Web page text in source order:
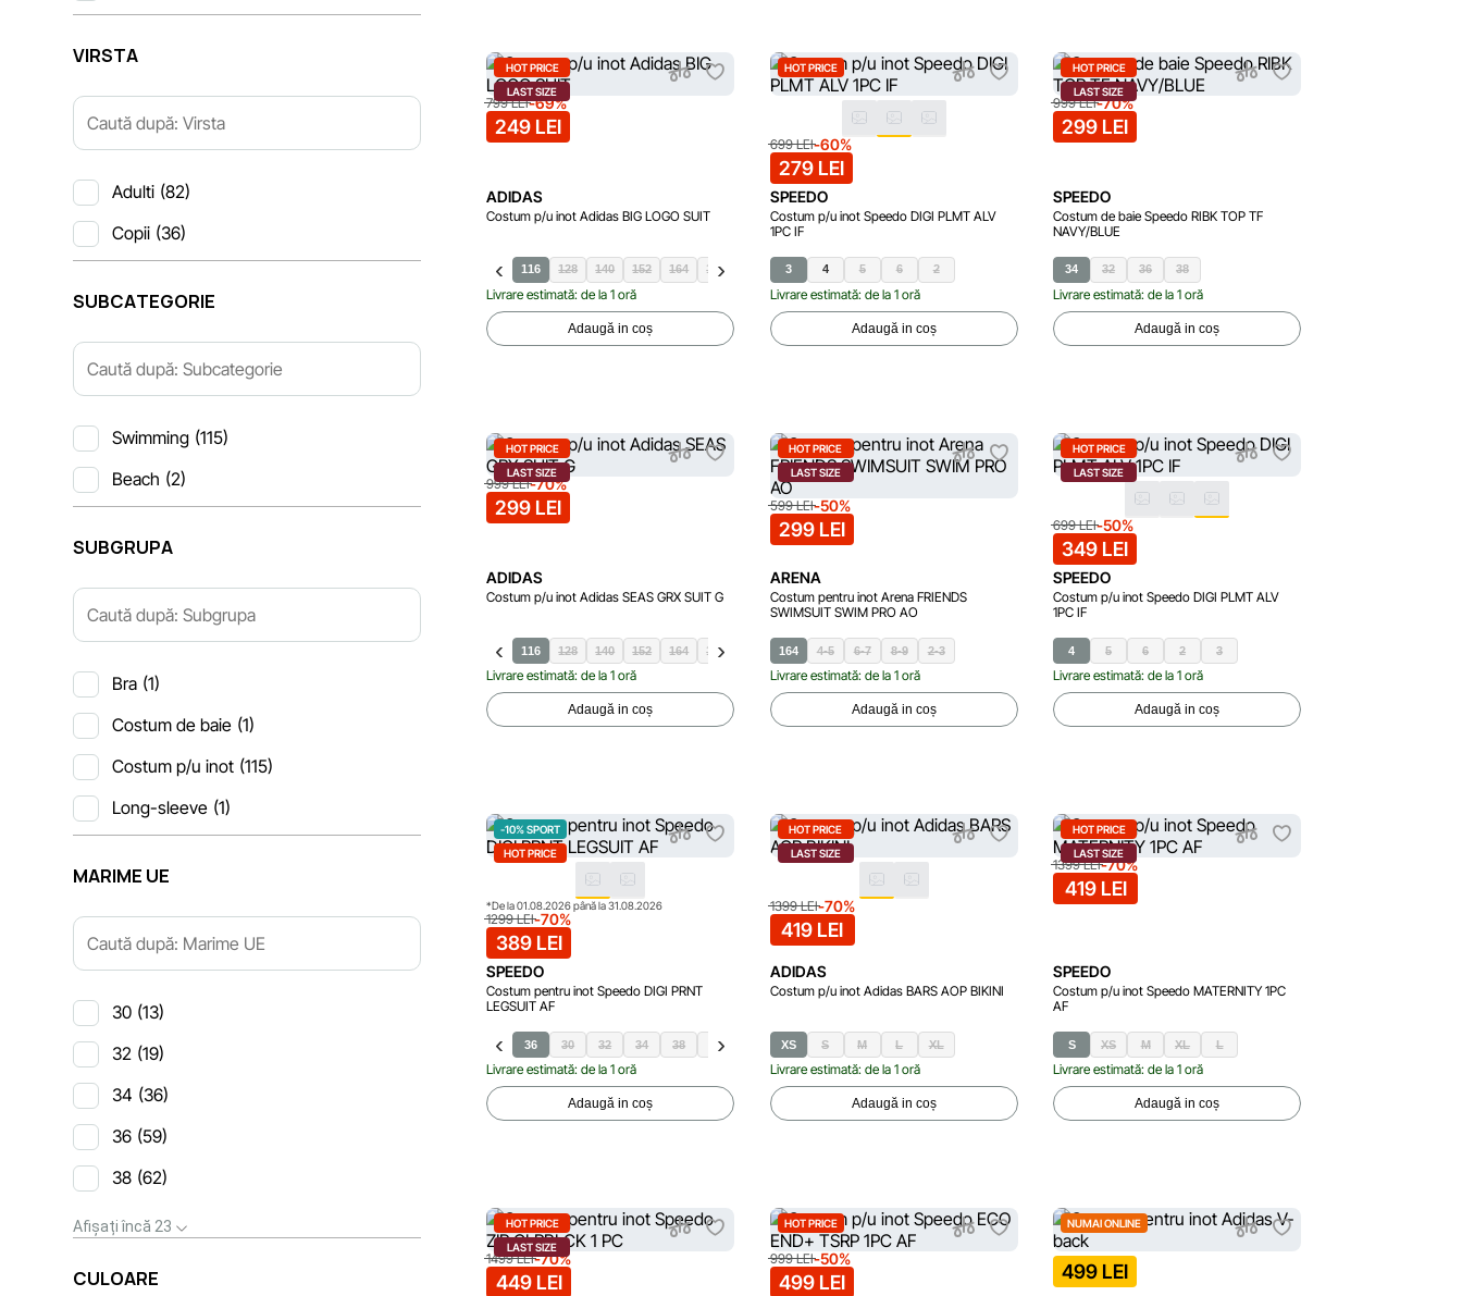
VIRSTA
Adulti (82)
Copii (36)
SUBCATEGORIE
Swimming (115)
Beach (2)
SUBGRUPA
Bra (1)
Costum de baie (1)
Costum p/u inot (115)
Long-sleeve (1)
MARIME UE
30 (13)
32 (19)
34 (36)
36 (59)
38 (62)
Afișați încă 23
СULOARE
HOT PRICE
LAST SIZE
799 LEI-69%
249 LEI
ADIDAS
Costum p/u inot Adidas BIG LOGO SUIT
116 128 140 152 164 170
Livrare estimată: de la 1 oră
Adaugă in coș
HOT PRICE
699 LEI-60%
279 LEI
SPEEDO
Costum p/u inot Speedo DIGI PLMT ALV
1PC IF
3 4 5 6 2
Livrare estimată: de la 1 oră
Adaugă in coș
HOT PRICE
LAST SIZE
999 LEI-70%
299 LEI
SPEEDO
Costum de baie Speedo RIBK TOP TF
NAVY/BLUE
34 32 36 38
Livrare estimată: de la 1 oră
Adaugă in coș
HOT PRICE
LAST SIZE
999 LEI-70%
299 LEI
ADIDAS
Costum p/u inot Adidas SEAS GRX SUIT G
116 128 140 152 164 170
Livrare estimată: de la 1 oră
Adaugă in coș
HOT PRICE
LAST SIZE
599 LEI-50%
299 LEI
ARENA
Costum pentru inot Arena FRIENDS
SWIMSUIT SWIM PRO AO
164 4-5 6-7 8-9 2-3
Livrare estimată: de la 1 oră
Adaugă in coș
HOT PRICE
LAST SIZE
699 LEI-50%
349 LEI
SPEEDO
Costum p/u inot Speedo DIGI PLMT ALV
1PC IF
4 5 6 2 3
Livrare estimată: de la 1 oră
Adaugă in coș
-10% SPORT
HOT PRICE
*De la 01.08.2026 până la 31.08.2026
1299 LEI-70%
389 LEI
SPEEDO
Costum pentru inot Speedo DIGI PRNT
LEGSUIT AF
36 30 32 34 38 40
Livrare estimată: de la 1 oră
Adaugă in coș
HOT PRICE
LAST SIZE
1399 LEI-70%
419 LEI
ADIDAS
Costum p/u inot Adidas BARS AOP BIKINI
XS S M L XL
Livrare estimată: de la 1 oră
Adaugă in coș
HOT PRICE
LAST SIZE
1399 LEI-70%
419 LEI
SPEEDO
Costum p/u inot Speedo MATERNITY 1PC
AF
S XS M XL L
Livrare estimată: de la 1 oră
Adaugă in coș
HOT PRICE
LAST SIZE
1499 LEI-70%
449 LEI
HOT PRICE
999 LEI-50%
499 LEI
NUMAI ONLINE
499 LEI